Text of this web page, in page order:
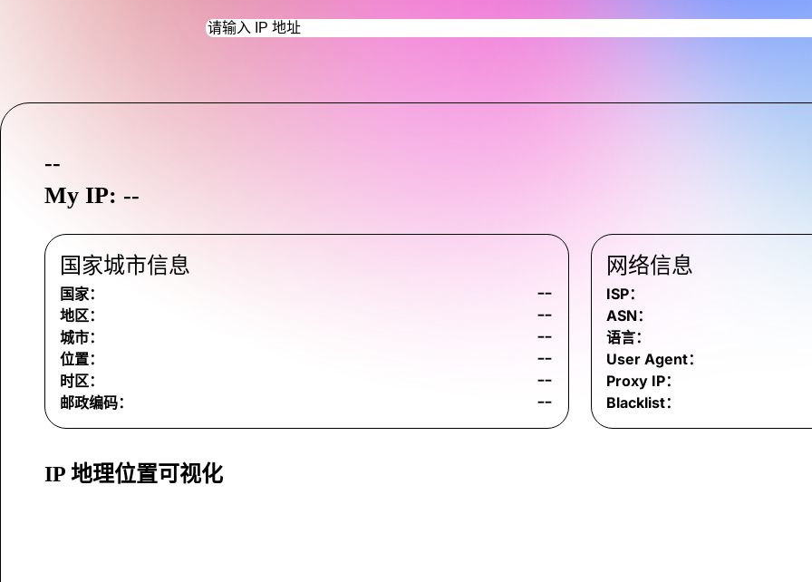
--
My IP: --
国家城市信息
国家： --
地区： --
城市： --
位置： --
时区： --
邮政编码： --
网络信息
ISP：
ASN：
语言：
User Agent：
Proxy IP：
Blacklist：
IP 地理位置可视化